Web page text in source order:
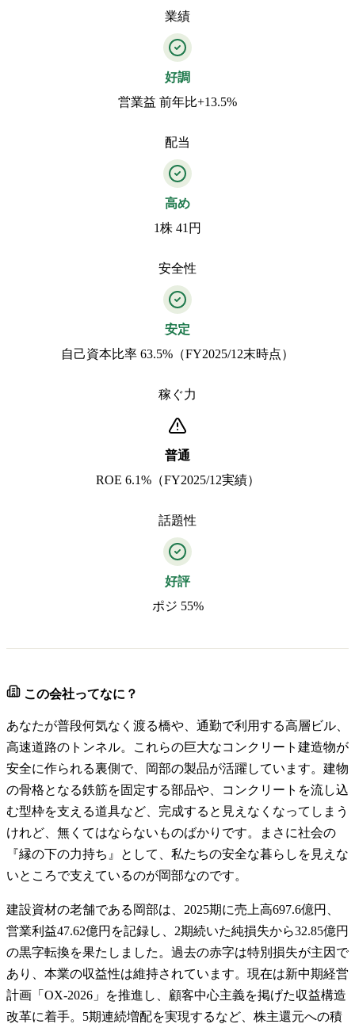
業績
好調
営業益 前年比+13.5%
配当
高め
1株 41円
安全性
安定
自己資本比率 63.5%（FY2025/12末時点）
稼ぐ力
普通
ROE 6.1%（FY2025/12実績）
話題性
好評
ポジ 55%
この会社ってなに？
あなたが普段何気なく渡る橋や、通勤で利用する高層ビル、
高速道路のトンネル。これらの巨大なコンクリート建造物が
安全に作られる裏側で、岡部の製品が活躍しています。建物
の骨格となる鉄筋を固定する部品や、コンクリートを流し込
む型枠を支える道具など、完成すると見えなくなってしまう
けれど、無くてはならないものばかりです。まさに社会の
『縁の下の力持ち』として、私たちの安全な暮らしを見えな
いところで支えているのが岡部なのです。
建設資材の老舗である岡部は、2025期に売上高697.6億円、
営業利益47.62億円を記録し、2期続いた純損失から32.85億円
の黒字転換を果たしました。過去の赤字は特別損失が主因で
あり、本業の収益性は維持されています。現在は新中期経営
計画「OX-2026」を推進し、顧客中心主義を掲げた収益構造
改革に着手。5期連続増配を実現するなど、株主還元への積